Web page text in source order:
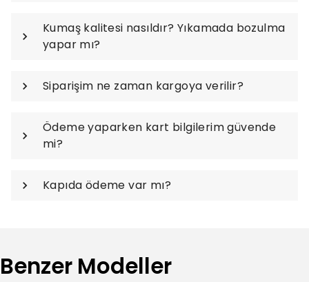
Kumaş kalitesi nasıldır? Yıkamada bozulma
yapar mı?
Siparişim ne zaman kargoya verilir?
Ödeme yaparken kart bilgilerim güvende
mi?
Kapıda ödeme var mı?
Benzer Modeller